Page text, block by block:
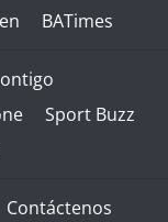
BATimes
Sport Buzz
Contáctenos